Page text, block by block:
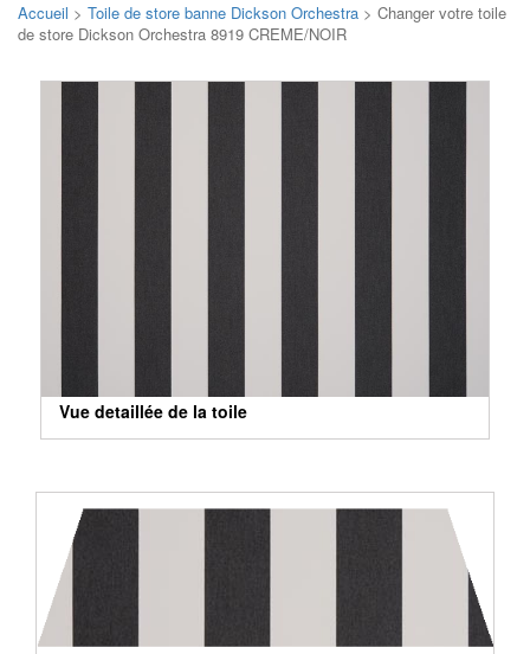
Accueil > Toile de store banne Dickson Orchestra > Changer votre toile
de store Dickson Orchestra 8919 CREME/NOIR
Vue detaillée de la toile